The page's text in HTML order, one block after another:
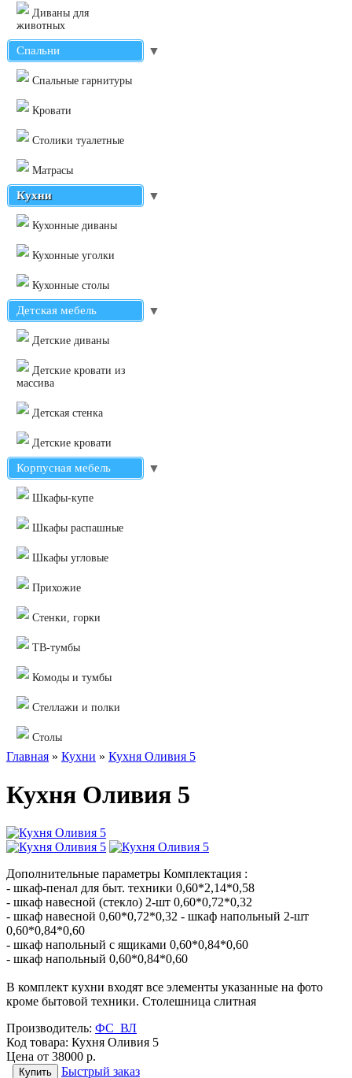
Диваны для
животных
Спальни ▼
Cпальные гарнитуры
Кровати
Столики туалетные
Матрасы
Кухни ▼
Кухонные диваны
Кухонные уголки
Кухонные столы
Детская мебель ▼
Детские диваны
Детские кровати из
массива
Детская стенка
Детские кровати
Корпусная мебель ▼
Шкафы-купе
Шкафы распашные
Шкафы угловые
Прихожие
Стенки, горки
ТВ-тумбы
Комоды и тумбы
Стеллажи и полки
Столы
Главная » Кухни » Кухня Оливия 5
Кухня Оливия 5
Дополнительные параметры Комплектация :
- шкаф-пенал для быт. техники 0,60*2,14*0,58
- шкаф навесной (стекло) 2-шт 0,60*0,72*0,32
- шкаф навесной 0,60*0,72*0,32 - шкаф напольный 2-шт
0,60*0,84*0,60
- шкаф напольный с ящиками 0,60*0,84*0,60
- шкаф напольный 0,60*0,84*0,60
В комплект кухни входят все элементы указанные на фото
кроме бытовой техники. Столешница слитная
Производитель: ФС_ВЛ
Код товара: Кухня Оливия 5
Цена от 38000 р.
Быстрый заказ